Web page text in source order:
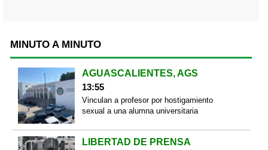
MINUTO A MINUTO
AGUASCALIENTES, AGS
13:55
Vinculan a profesor por hostigamiento
sexual a una alumna universitaria
LIBERTAD DE PRENSA